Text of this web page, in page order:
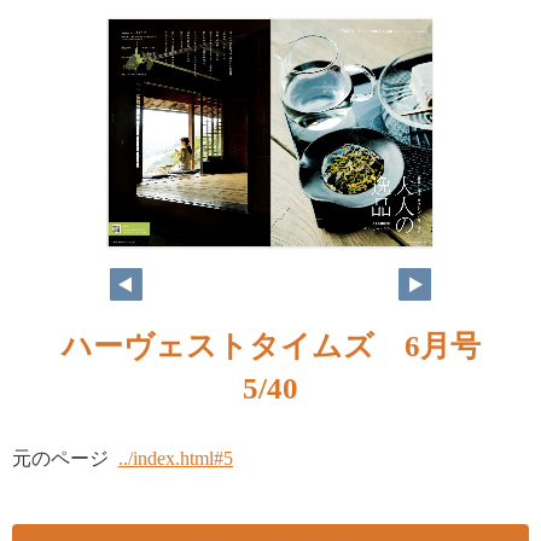
ハーヴェストタイムズ 6月号
5/40
元のページ ../index.html#5